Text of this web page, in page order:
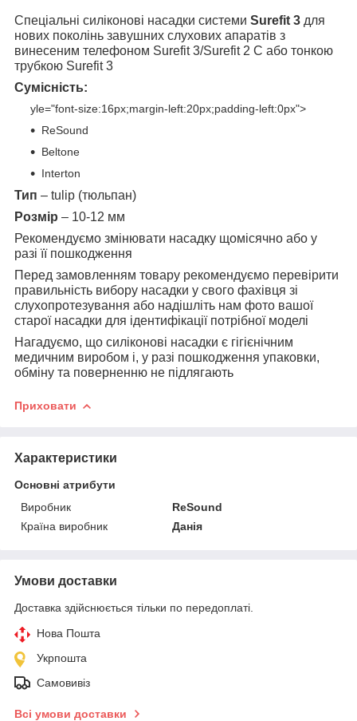
Спеціальні силіконові насадки системи Surefit 3 для
нових поколінь завушних слухових апаратів з
винесеним телефоном Surefit 3/Surefit 2 C або тонкою
трубкою Surefit 3
Сумісність:
yle="font-size:16px;margin-left:20px;padding-left:0px">
ReSound
Beltone
Interton
Тип – tulip (тюльпан)
Розмір – 10-12 мм
Рекомендуємо змінювати насадку щомісячно або у
разі її пошкодження
Перед замовленням товару рекомендуємо перевірити
правильність вибору насадки у свого фахівця зі
слухопротезування або надішліть нам фото вашої
старої насадки для ідентифікації потрібної моделі
Нагадуємо, що силіконові насадки є гігієнічним
медичним виробом і, у разі пошкодження упаковки,
обміну та поверненню не підлягають
Приховати
Характеристики
Основні атрибути
Виробник
ReSound
Країна виробник
Данія
Умови доставки
Доставка здійснюється тільки по передоплаті.
Нова Пошта
Укрпошта
Самовивіз
Всі умови доставки